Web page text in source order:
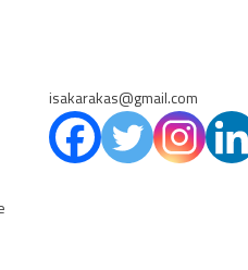
isakarakas@gmail.com